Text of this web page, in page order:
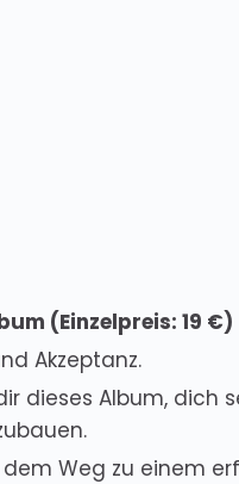
(Einzelpreis: 19 €)
Akzeptanz.
dieses Album, dich
Weg zu einem